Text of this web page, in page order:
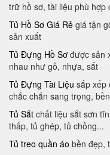
trữ hồ sơ, tài liệu phù hợp
Tủ Hồ Sơ Giá Rẻ giá tận
sản xuất
Tủ Đựng Hồ Sơ được sản
nhau như gỗ, nhựa, sắt
Tủ Đựng Tài Liệu sắp xếp
chắc chắn sang trọng,
Tủ Sắt chất liệu sắt sơn
thấp, tủ ghép, tủ chồng...
Tủ treo quần áo bền đẹp,